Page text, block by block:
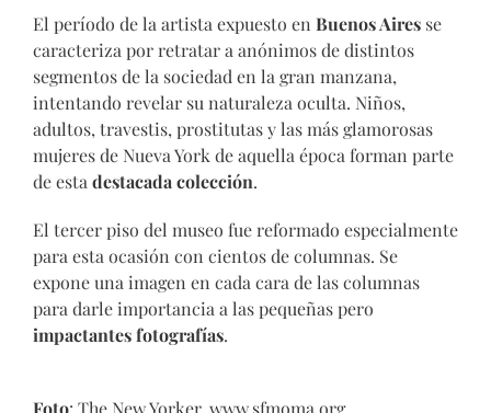
El período de la artista expuesto en Buenos Aires se
caracteriza por retratar a anónimos de distintos
segmentos de la sociedad en la gran manzana,
intentando revelar su naturaleza oculta. Niños,
adultos, travestis, prostitutas y las más glamorosas
mujeres de Nueva York de aquella época forman parte
de esta destacada colección.
El tercer piso del museo fue reformado especialmente
para esta ocasión con cientos de columnas. Se
expone una imagen en cada cara de las columnas
para darle importancia a las pequeñas pero
impactantes fotografías.
Foto: The New Yorker, www.sfmoma.org